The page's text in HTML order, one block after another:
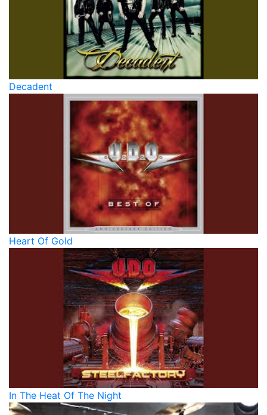
Decadent
Heart Of Gold
In The Heat Of The Night